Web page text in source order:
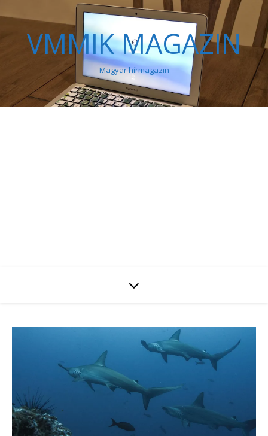
VMMIK MAGAZIN
Magyar hírmagazin